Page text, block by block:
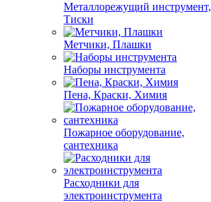
Металлорежущий инструмент,
Тиски
Метчики, Плашки
Наборы инструмента
Пена, Краски, Химия
Пожарное оборудование,
сантехника
Расходники для
электроинструмента